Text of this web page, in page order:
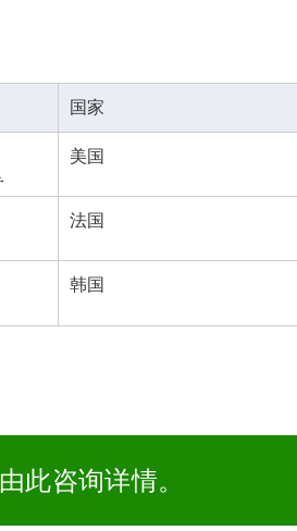
国家
美国
法国
韩国
此咨询详情。